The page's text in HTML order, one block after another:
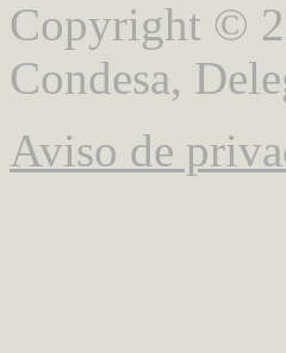
Copyright ©
Condesa,
Aviso de